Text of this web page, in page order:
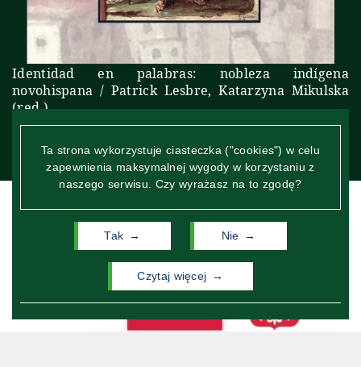
Ta strona wykorzystuje ciasteczka ("cookies") w celu
zapewnienia maksymalnej wygody w korzystaniu z
naszego serwisu. Czy wyrażasz na to zgodę?
Tak Nie
czytaj więcej
Identidad en palabras: nobleza indígena
novohispana / Patrick Lesbre, Katarzyna Mikulska
(red.)
zgłoś publikacje